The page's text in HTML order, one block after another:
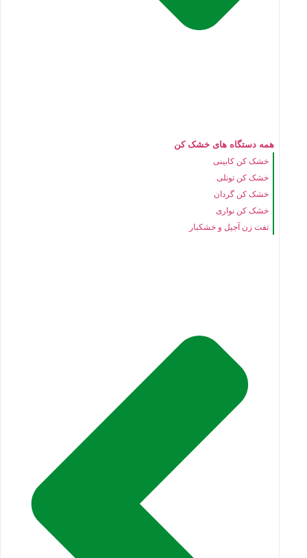
همه دستگاه های خشک کن
خشک کن کابینی
خشک کن تونلی
خشک کن گردان
خشک کن نواری
تفت زن آجیل و خشکبار